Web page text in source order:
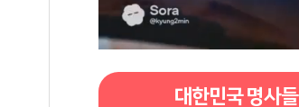
대한민국 명사들